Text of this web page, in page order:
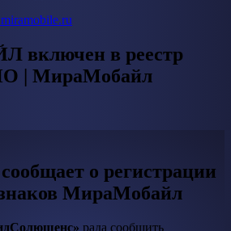
в реестр
| МираМобайл
о регистрации
МираМобайл
рада сообщить